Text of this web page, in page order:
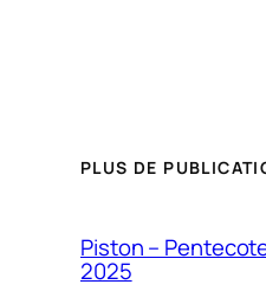
PLUS DE
Piston –
2025